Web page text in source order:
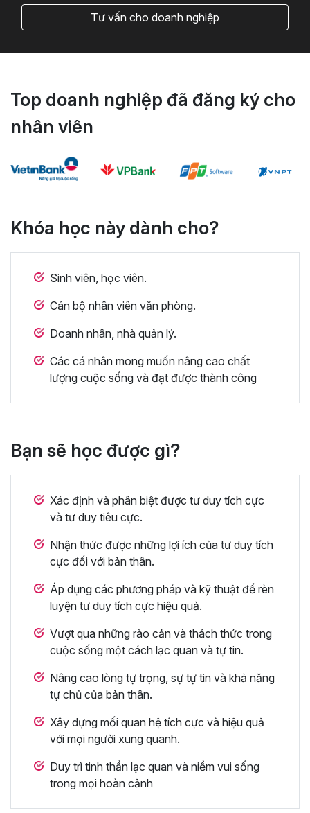
Tư vấn cho doanh nghiệp
Top doanh nghiệp đã đăng ký cho
nhân viên
Khóa học này dành cho?
Sinh viên, học viên.
Cán bộ nhân viên văn phòng.
Doanh nhân, nhà quản lý.
Các cá nhân mong muốn nâng cao chất
lượng cuộc sống và đạt được thành công
Bạn sẽ học được gì?
Xác định và phân biệt được tư duy tích cực
và tư duy tiêu cực.
Nhận thức được những lợi ích của tư duy tích
cực đối với bản thân.
Áp dụng các phương pháp và kỹ thuật để rèn
luyện tư duy tích cực hiệu quả.
Vượt qua những rào cản và thách thức trong
cuộc sống một cách lạc quan và tự tin.
Nâng cao lòng tự trọng, sự tự tin và khả năng
tự chủ của bản thân.
Xây dựng mối quan hệ tích cực và hiệu quả
với mọi người xung quanh.
Duy trì tinh thần lạc quan và niềm vui sống
trong mọi hoàn cảnh